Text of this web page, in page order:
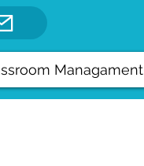
Managament